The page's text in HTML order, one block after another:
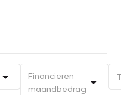
Financieren
maandbedrag